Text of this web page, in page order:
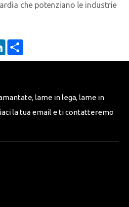
che potenziano le industrie
LinkedIn
lame in lega, lame in
la tua email e ti contatteremo